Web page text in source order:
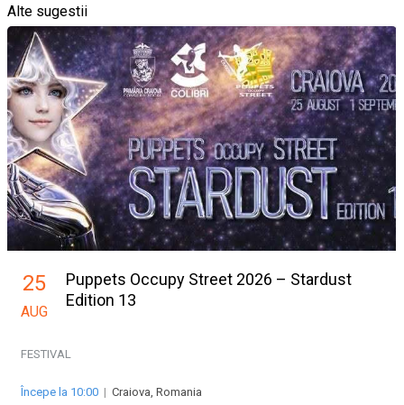
Alte sugestii
25
AUG
Puppets Occupy Street 2026 – Stardust
Edition 13
FESTIVAL
Începe la 10:00 | Craiova, Romania